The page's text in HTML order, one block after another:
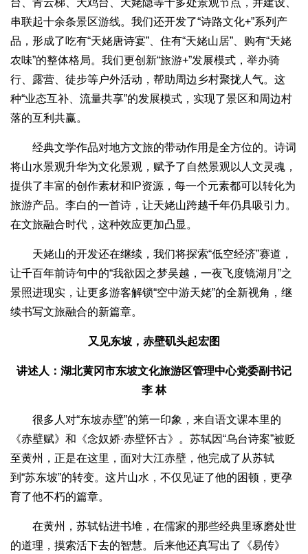
台、青云梯、天鸡台、天姥隐等十多处景观节点，并建设、
串联起十余条景区游线。我们还开发了“诗路文化+”系列产
品，形成了吃有“天姥唐诗宴”、住有“天姥山居”、购有“天姥
农味”的整体格局。我们更创新“旅游+”发展模式，举办骑
行、露营、徒步等户外活动，帮助周边乡村聚拢人气。这
种“业态互补、流量共享”的发展模式，实现了景区和周边村
落的互利共赢。
经典文学作品对地方文旅的带动作用是全方位的。诗词
将山水景观升华为文化景观，赋予了自然景观以人文灵魂，
提供了丰富的创作素材和IP资源，每一个元素都可以转化为
旅游产品。李白的一首诗，让天姥山跨越千年仍具吸引力。
在文旅融合时代，这种效应更加凸显。
天姥山的开发还在继续，我们将探索“低空经济”赛道，
让千百年前诗句中的“我欲因之梦吴越，一夜飞度镜湖月”之
景照进现实，让更多游客解锁“空中游天姥”的全新视角，继
续书写文旅融合的新篇章。
又见东坡，赤壁矶头起宏图
讲述人：湖北黄冈市东坡文化旅游区管理中心党委副书记
李 林
很多人对“东坡赤壁”的第一印象，来自语文课本里的
《赤壁赋》和《念奴娇·赤壁怀古》。苏轼因“乌台诗案”被贬
至黄州，正是在这里，面对大江赤壁，他完成了从苏轼
到“苏东坡”的转变。这片山水，不仅见证了他的困顿，更孕
育了他不朽的篇章。
在黄州，苏轼钻进书堆，在儒家的那些经典里琢磨处世
的道理，摸索活下去的智慧。后来他还真写出了《易传》